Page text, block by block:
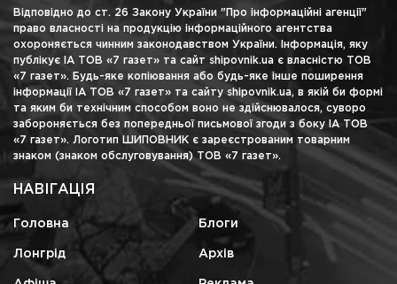
Відповідно до ст. 26 Закону України "Про інформаційні агенції"
право власності на продукцію інформаційного агентства
охороняється чинним законодавством України. Інформація, яку
публікує ІА ТОВ «7 газет» та сайт shipovnik.ua є власністю ТОВ
«7 газет». Будь-яке копіювання або будь-яке інше поширення
інформації ІА ТОВ «7 газет» та сайту shipovnik.ua, в якій би формі
та яким би технічним способом воно не здійснювалося, суворо
забороняється без попередньої письмової згоди з боку ІА ТОВ
«7 газет». Логотип ШИПОВНИК є зареєстрованим товарним
знаком (знаком обслуговування) ТОВ «7 газет».
НАВІГАЦІЯ
Головна Блоги
Лонгрід Архів